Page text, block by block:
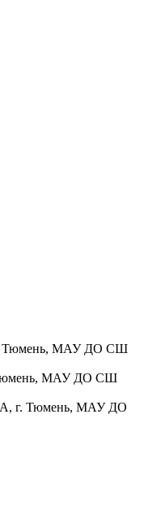
Тюмень, МАУ ДО СШ
МАУ ДО СШ
г. Тюмень, МАУ ДО